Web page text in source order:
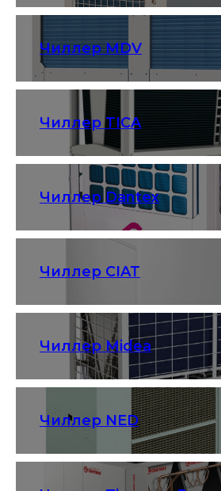
Чиллер MDV
Чиллер TICA
Чиллер Dantex
Чиллер CIAT
Чиллер Midea
Чиллер NED